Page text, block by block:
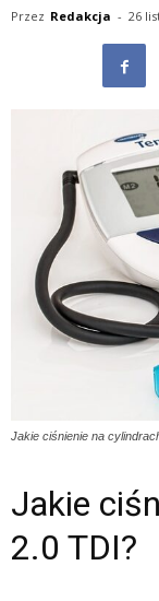
Przez Redakcja - 26
Jakie ciśnienie na
Jakie
2.0 TDI?